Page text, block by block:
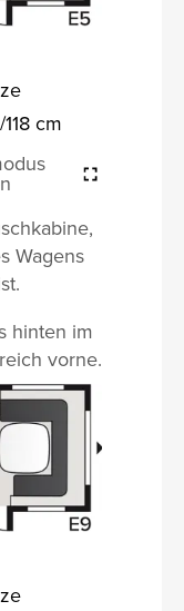
cm
Wagens
hinten im
vorne.